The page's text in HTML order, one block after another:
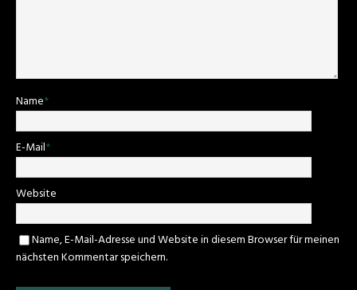
Name*
E-Mail*
Website
Name, E-Mail-Adresse und Website in diesem Browser für meinen
nächsten Kommentar speichern.